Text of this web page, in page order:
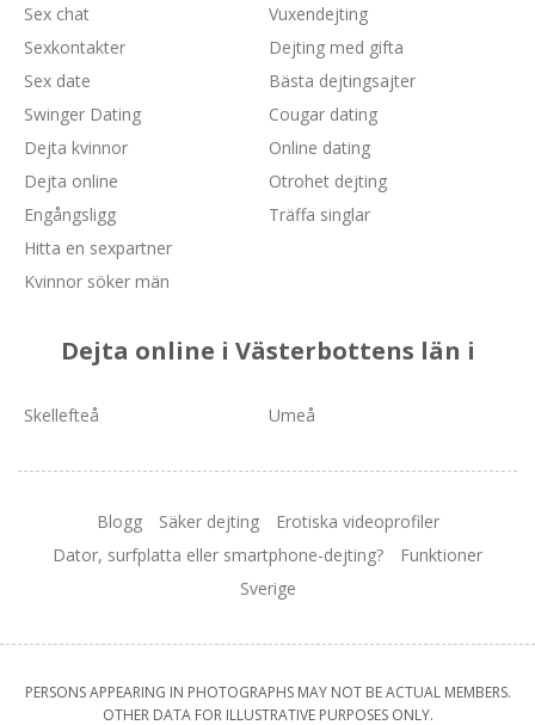
Sex chat
Sexkontakter
Sex date
Swinger Dating
Vuxendejting
Dejting med gifta
Bästa dejtingsajter
Cougar dating
Dejta kvinnor
Dejta online
Engångsligg
Hitta en sexpartner
Kvinnor söker män
Online dating
Otrohet dejting
Träffa singlar
Dejta online i Västerbottens län i
Skellefteå Umeå
Blogg Säker dejting
Erotiska videoprofiler
Dator, surfplatta eller smartphone-dejting?
Funktioner
Sverige
PERSONS APPEARING IN PHOTOGRAPHS MAY NOT BE ACTUAL MEMBERS.
OTHER DATA FOR ILLUSTRATIVE PURPOSES ONLY.